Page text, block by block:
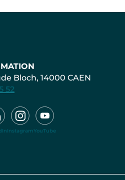
Bloch, 14000 CAEN
52
InstagramYouTube